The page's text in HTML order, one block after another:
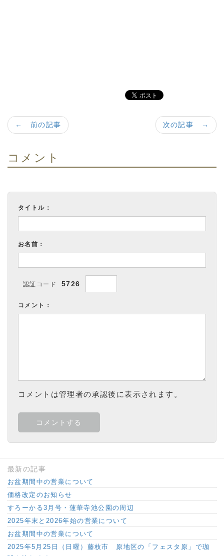
次の記事 →
← 前の記事
コメント
タイトル：
お名前：
認証コード 5726
コメント：
コメントは管理者の承認後に表示されます。
最新の記事
お盆期間中の営業について
価格改定のお知らせ
すろーかる3月号・蓮華寺池公園の周辺
2025年末と2026年始の営業について
お盆期間中の営業について
2025年5月25日（日曜）藤枝市 原地区の「フェスタ原」で珈